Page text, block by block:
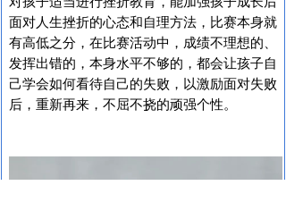
面对人生挫折的心态和自理方法，比赛本身就
有高低之分，在比赛活动中，成绩不理想的、
发挥出错的，本身水平不够的，都会让孩子自
己学会如何看待自己的失败，以激励面对失败
后，重新再来，不屈不挠的顽强个性。